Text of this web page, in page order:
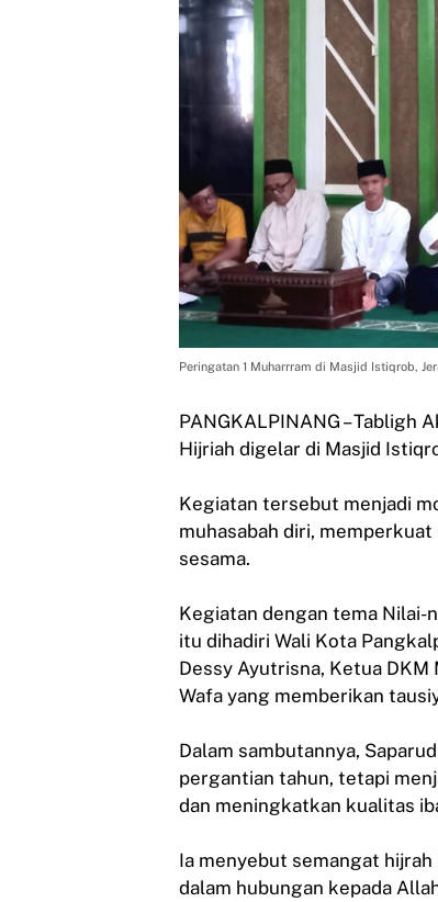
Peringatan 1 Muharrram di Masjid Istiqrob,
PANGKALPINANG – Tabligh
Hijriah digelar di Masjid
Kegiatan tersebut menjadi
muhasabah diri,
sesama.
Kegiatan dengan tema Nilai-
itu dihadiri Wali Kota
Dessy Ayutrisna, Ketua
Wafa yang memberikan
Dalam sambutannya,
pergantian tahun, tetapi
dan meningkatkan kualitas
Ia menyebut semangat
dalam hubungan kepada